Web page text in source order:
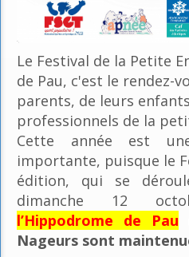
Le Festival de la Petite
de Pau, c'est le rendez-
parents, de leurs
professionnels de la
Cette année est
importante, puisque le
édition, qui se
dimanche 12
l’Hippodrome de Pau
Nageurs sont